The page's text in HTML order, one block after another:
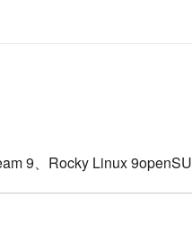
9、Rocky Linux